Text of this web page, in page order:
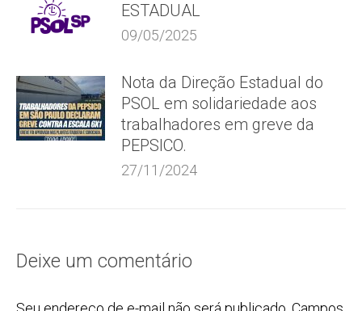
ESTADUAL
09/05/2025
Nota da Direção Estadual do
PSOL em solidariedade aos
trabalhadores em greve da
PEPSICO.
27/11/2024
Deixe um comentário